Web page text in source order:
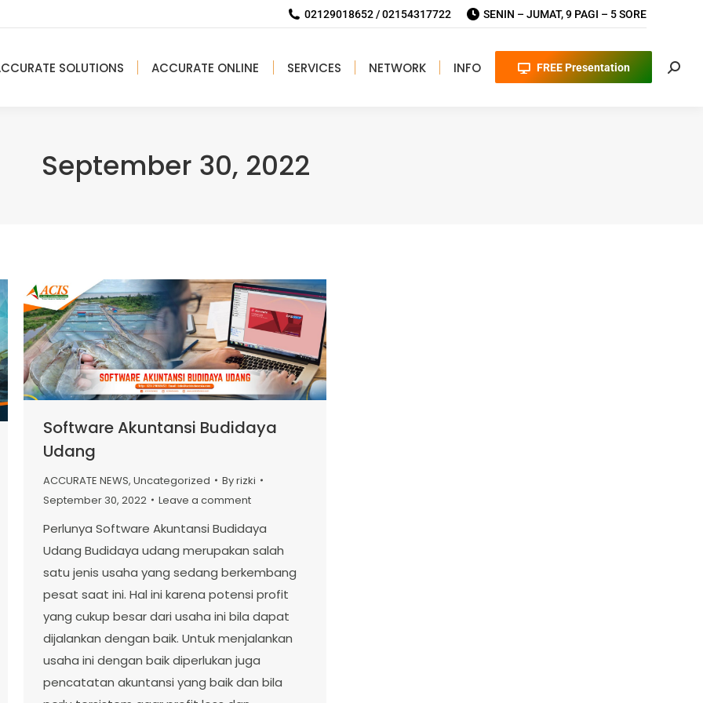
02129018652 / 02154317722 SENIN – JUMAT, 9 PAGI – 5 SORE
SOLUTIONS ACCURATE ONLINE SERVICES NETWORK INFO FREE Presentation
September 30, 2022
Software Akuntansi Budidaya
Udang
ACCURATE NEWS, Uncategorized Byrizki
September 30, 2022
Leave a comment
Perlunya Software Akuntansi Budidaya
Udang Budidaya udang merupakan salah
satu jenis usaha yang sedang berkembang
pesat saat ini. Hal ini karena potensi profit
yang cukup besar dari usaha ini bila dapat
dijalankan dengan baik. Untuk menjalankan
usaha ini dengan baik diperlukan juga
pencatatan akuntansi yang baik dan bila